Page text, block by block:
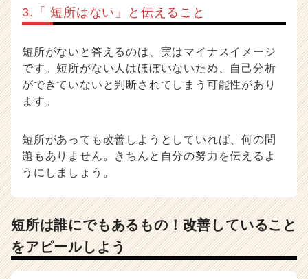
3.「 短所はない」と伝えること
短所がないと答えるのは、実はマイナスイメージ
です。短所がない人はほぼいないため、自己分析
ができていないと判断されてしまう可能性があり
ます。
短所があっても改善しようとしていれば、何の問
題もありません。きちんと自分の努力を伝えるよ
うにしましょう。
短所は誰にでもあるもの！改善していること
をアピールしよう